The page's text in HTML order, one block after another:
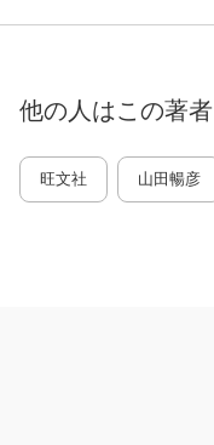
他の人はこの著者
旺文社 山田暢彦